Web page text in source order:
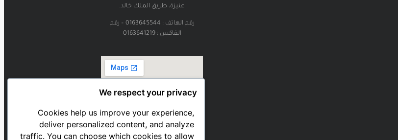
عنيزة، طريق الملك خالد.
رقم الهاتف : 0163645544 – رقم
الفاكس : 0163641219
We respect your privacy
Cookies help us improve your experience,
deliver personalized content, and analyze
traffic. You can choose which cookies to allow